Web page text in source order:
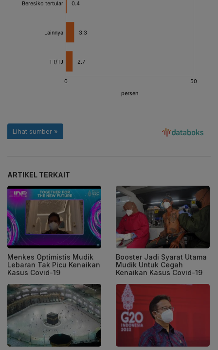
ARTIKEL TERKAIT
Menkes Optimistis Mudik
Lebaran Tak Picu Kenaikan
Kasus Covid-19
Booster Jadi Syarat Utama
Mudik Untuk Cegah
Kenaikan Kasus Covid-19